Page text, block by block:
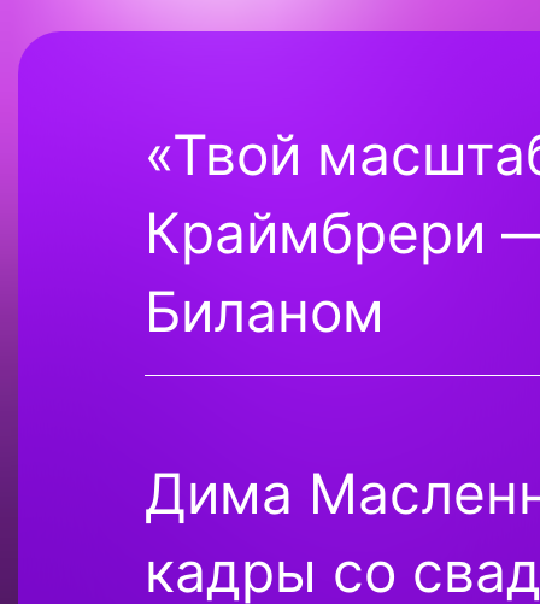
«Твой
Краймбрери
Биланом
Дима
кадры со